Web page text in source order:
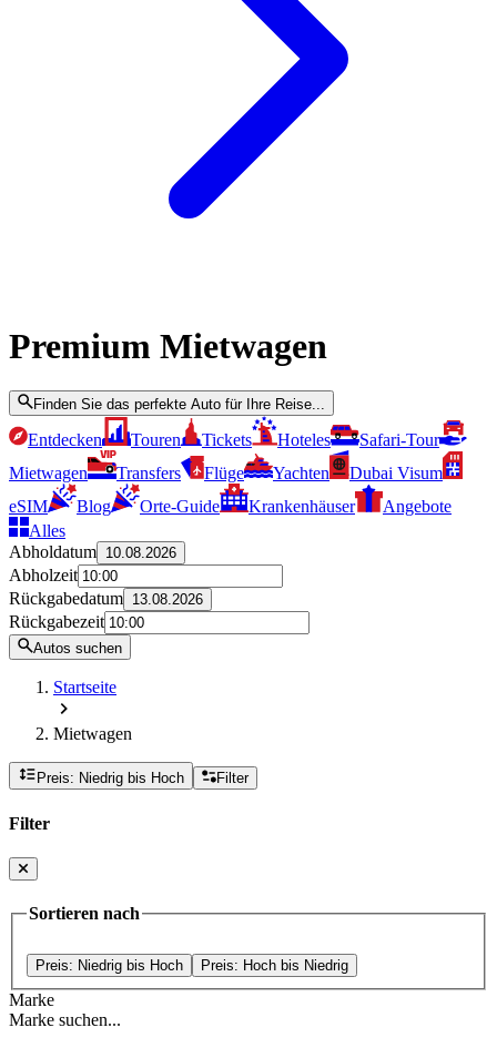
Premium Mietwagen
Finden Sie das perfekte Auto für Ihre Reise...
Entdecken Touren Tickets Hoteles
Safari-Tour
Mietwagen
Transfers Flüge Yachten
Dubai Visum
eSIM
Blog Orte-Guide Krankenhäuser
Angebote
Alles
Abholdatum 10.08.2026
Abholzeit
Rückgabedatum 13.08.2026
Rückgabezeit
Autos suchen
Startseite
Mietwagen
Preis: Niedrig bis Hoch Filter
Filter
Sortieren nach
Preis: Niedrig bis Hoch Preis: Hoch bis Niedrig
Marke
Marke suchen...